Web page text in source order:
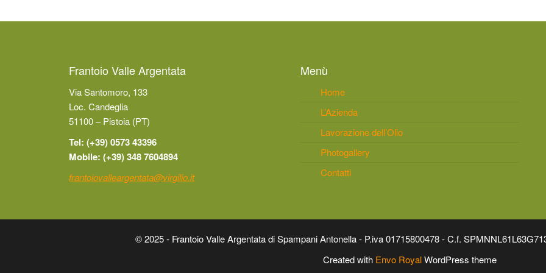
Frantoio Valle Argentata
Via Santomoro, 133
Loc. Candeglia
51100 – Pistoia (PT)
Tel: (+39) 0573 43396
Mobile: (+39) 348 7604894
frantoiovalleargentata@virgilio.it
Menù
Home
L’Azienda
Lavorazione dell’Olio
Photogallery
Contatti
© 2025 - Frantoio Valle Argentata di Spampani Antonella - P.iva 01715800478 - C.f.
Created with Envo RoyalWordPress theme